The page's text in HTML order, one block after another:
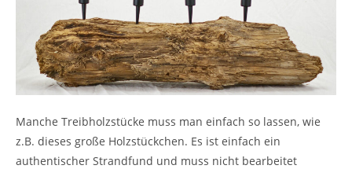
Manche Treibholzstücke muss man einfach so lassen, wie
z.B. dieses große Holzstückchen. Es ist einfach ein
authentischer Strandfund und muss nicht bearbeitet